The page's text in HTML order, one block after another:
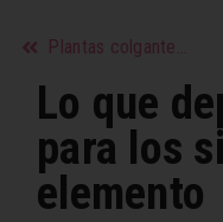
Plantas colgantes ideales para decoración interior
Lo que
para los
elemento